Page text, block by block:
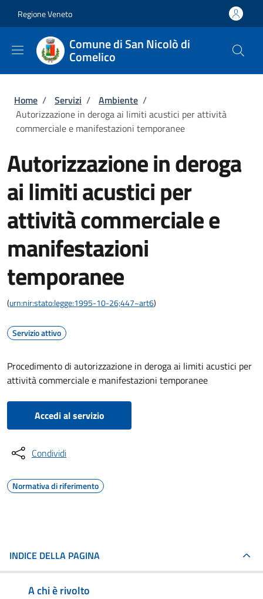
Regione Veneto
Comune di San Nicolò di
Comelico
Briciole di pane
Home / Servizi / Ambiente /
Autorizzazione in deroga ai limiti acustici per attività
commerciale e manifestazioni temporanee
Autorizzazione in deroga
ai limiti acustici per
attività commerciale e
manifestazioni
temporanee
(urn:nir:stato:legge:1995-10-26;447~art6)
Servizio attivo
Procedimento di autorizzazione in deroga ai limiti acustici per
attività commerciale e manifestazioni temporanee
Accedi al servizio
Condividi
Normativa di riferimento
INDICE DELLA PAGINA
A chi è rivolto